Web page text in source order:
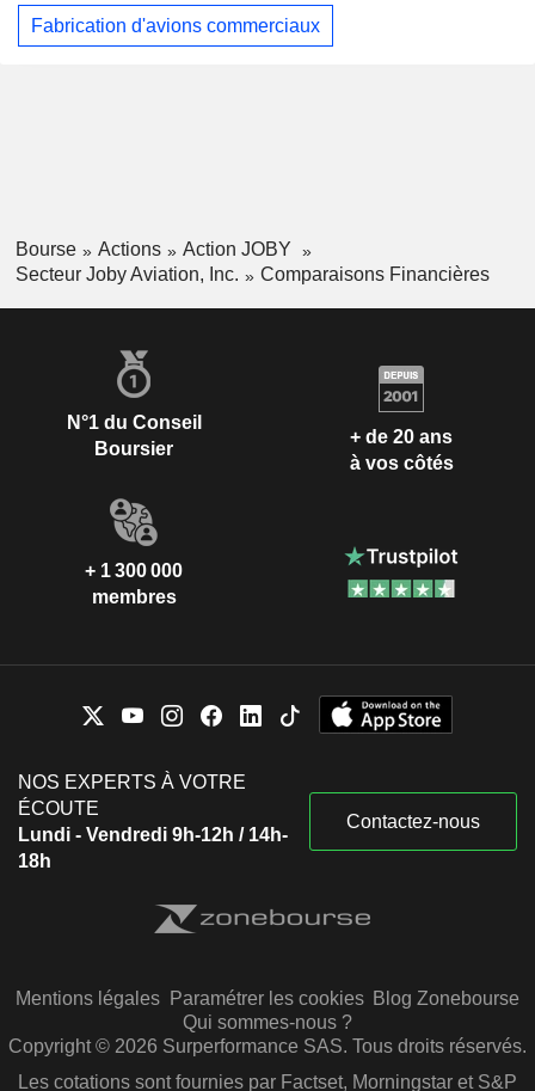
Fabrication d'avions commerciaux
Bourse Actions
Action JOBY
Secteur Joby Aviation, Inc.
Comparaisons Financières
N°1 du Conseil
Boursier
+ de 20 ans
à vos côtés
+ 1 300 000
membres
NOS EXPERTS À VOTRE
ÉCOUTE
Lundi - Vendredi 9h-12h / 14h-
18h
Contactez-nous
Mentions légales Paramétrer les cookies Blog Zonebourse
Qui sommes-nous ?
Copyright © 2026 Surperformance SAS. Tous droits réservés.
Les cotations sont fournies par Factset, Morningstar et S&P